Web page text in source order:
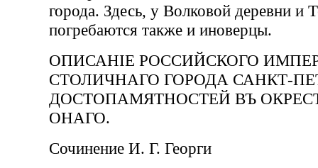
города. Здесь, у Волковой деревни и
погребаются также и иноверцы.
ОПИСАНIЕ РОССИЙСКОГО
СТОЛИЧНАГО ГОРОДА САНКТ-
ДОСТОПАМЯТНОСТЕЙ ВЪ
ОНАГО.
Сочинение И. Г. Георги